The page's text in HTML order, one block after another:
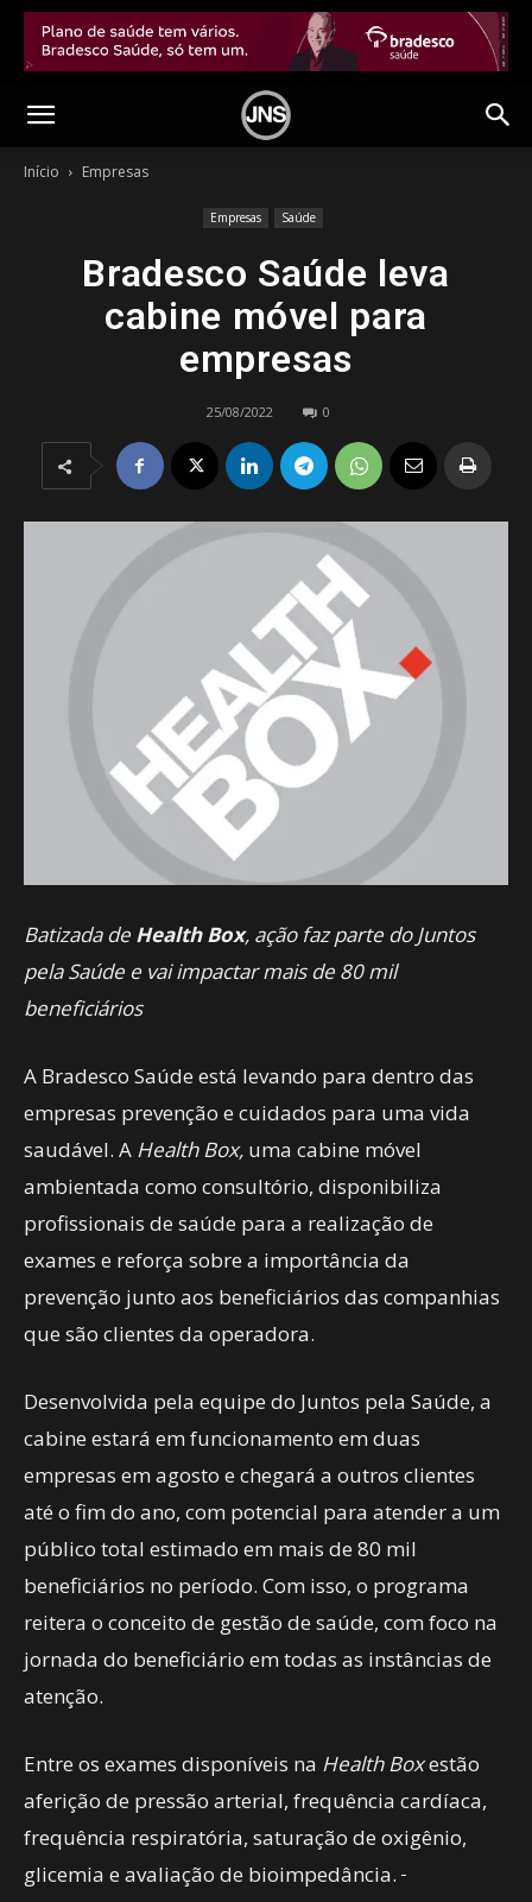
Início Empresas
Empresas Saúde
Bradesco Saúde leva
cabine móvel para
empresas
25/08/2022 0
Batizada de Health Box, ação faz parte do Juntos
pela Saúde e vai impactar mais de 80 mil
beneficiários
A Bradesco Saúde está levando para dentro das
empresas prevenção e cuidados para uma vida
saudável. A Health Box, uma cabine móvel
ambientada como consultório, disponibiliza
profissionais de saúde para a realização de
exames e reforça sobre a importância da
prevenção junto aos beneficiários das companhias
que são clientes da operadora.
Desenvolvida pela equipe do Juntos pela Saúde, a
cabine estará em funcionamento em duas
empresas em agosto e chegará a outros clientes
até o fim do ano, com potencial para atender a um
público total estimado em mais de 80 mil
beneficiários no período. Com isso, o programa
reitera o conceito de gestão de saúde, com foco na
jornada do beneficiário em todas as instâncias de
atenção.
Entre os exames disponíveis na Health Boxestão
aferição de pressão arterial, frequência cardíaca,
frequência respiratória, saturação de oxigênio,
glicemia e avaliação de bioimpedância.